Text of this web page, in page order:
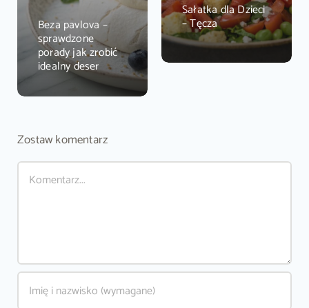
Beza pavlova –
sprawdzone
porady jak zrobić
idealny deser
Sałatka dla Dzieci
– Tęcza
Zostaw komentarz
Comment